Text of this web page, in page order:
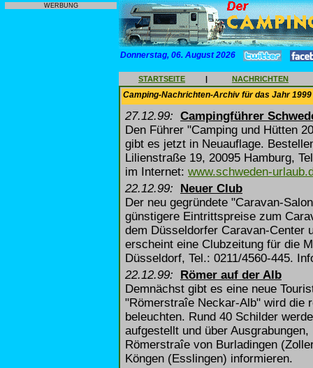
WERBUNG
Donnerstag, 06. August 2026
STARTSEITE | NACHRICHTEN
Camping-Nachrichten-Archiv für das Jahr 1999
27.12.99: Campingführer
Den Führer "Camping und Hütten
gibt es jetzt in Neuauflage.
Lilienstraße 19, 20095 Hamburg,
im Internet: www.schweden-
22.12.99:
Neuer Club
Der neu gegründete "Caravan-
günstigere Eintrittspreise zum
dem Düsseldorfer Caravan-Center
erscheint eine Clubzeitung für die
Düsseldorf, Tel.: 0211/4560-445.
22.12.99:
Römer auf der Alb
Demnächst gibt es eine neue
"Römerstraîe Neckar-Alb" wird die
beleuchten. Rund 40 Schilder
aufgestellt und über
Römerstraîe von Burladingen
Köngen (Esslingen) informieren.